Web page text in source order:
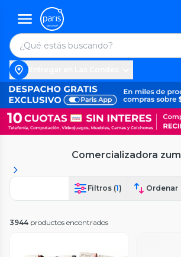
Comercializadora
Filtros (1) Ordenar
3944 productos encontrados